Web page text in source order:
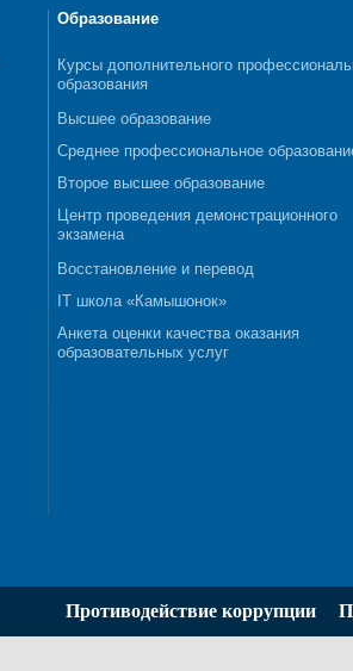
Образование
Курсы дополнительного
образования
Высшее образование
Среднее профессиональное
Второе высшее образование
Центр проведения демонстрационного
экзамена
Восстановление и перевод
IT школа «Камышонок»
Анкета оценки качества оказания
образовательных услуг
Противодействие коррупции